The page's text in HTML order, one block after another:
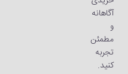
آگاهانه
و
مطمئن
تجربه
کنید.